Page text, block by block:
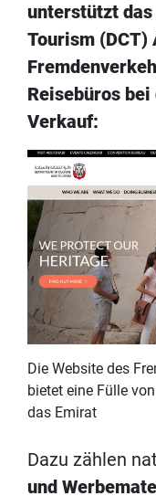
unterstützt das
Tourism (DCT)
Reisebüros
Verkauf:
Die Website des
bietet eine Fülle
das Emirat
Dazu zählen
und